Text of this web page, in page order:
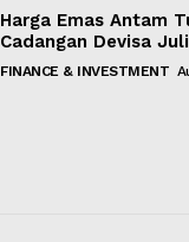
Harga Emas Antam
Cadangan Devisa
FINANCE & INVESTMENT